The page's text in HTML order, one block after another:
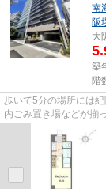
南
阪
大
築
階
歩いて5分の場所には
内ごみ置き場などが揃
の築浅物件です。14階